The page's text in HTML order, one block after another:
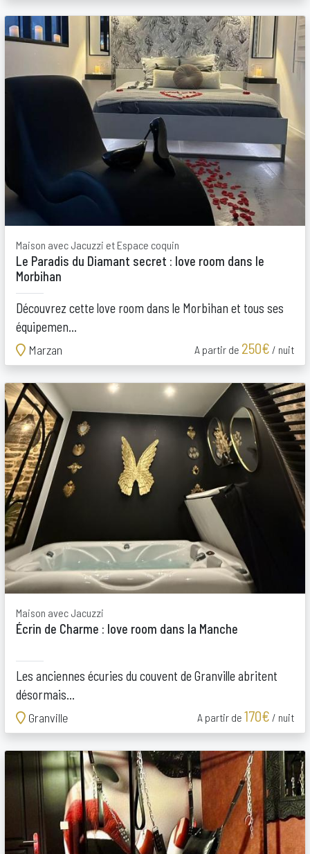
Maison avec Jacuzzi et Espace coquin
Le Paradis du Diamant secret : love room dans le
Morbihan
Découvrez cette love room dans le Morbihan et tous ses
équipemen...
Marzan
A partir de 250€ / nuit
Maison avec Jacuzzi
Écrin de Charme : love room dans la Manche
Les anciennes écuries du couvent de Granville abritent
désormais...
Granville
A partir de 170€ / nuit